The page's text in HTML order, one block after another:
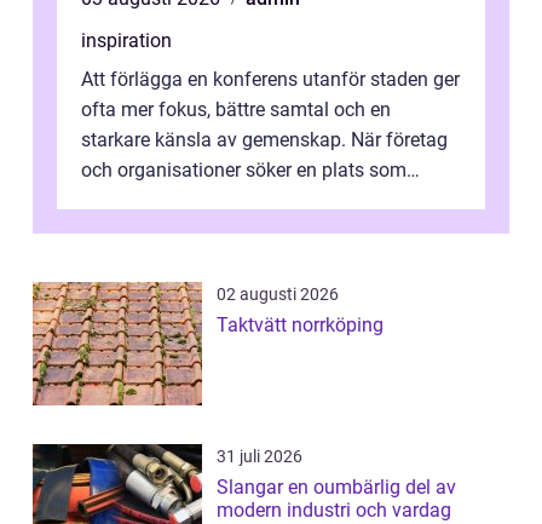
inspiration
Att förlägga en konferens utanför staden ger
ofta mer fokus, bättre samtal och en
starkare känsla av gemenskap. När företag
och organisationer söker en plats som
02 augusti 2026
Taktvätt norrköping
31 juli 2026
Slangar en oumbärlig del av
modern industri och vardag